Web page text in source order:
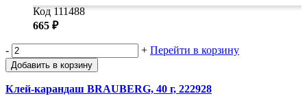
Код 111488
665 ₽
- + Перейти в корзину
Добавить в корзину
Клей-карандаш BRAUBERG, 40 г, 222928